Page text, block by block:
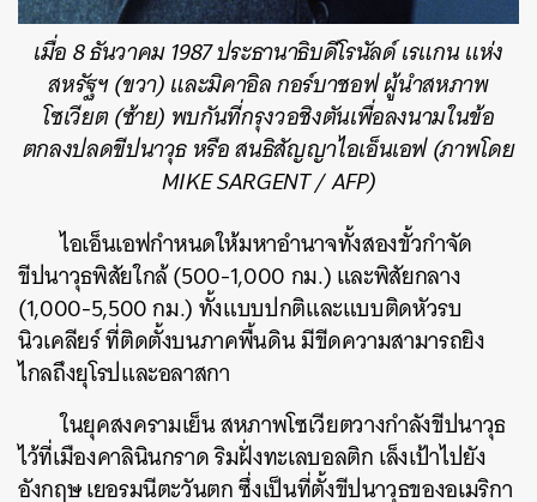
เมื่อ 8 ธันวาคม 1987 ประธานาธิบดีโรนัลด์ เรแกน แห่ง
สหรัฐฯ (ขวา) และมิคาอิล กอร์บาชอฟ ผู้นำสหภาพ
โซเวียต (ซ้าย) พบกันที่กรุงวอชิงตันเพื่อลงนามในข้อ
ตกลงปลดขีปนาวุธ หรือ สนธิสัญญาไอเอ็นเอฟ (ภาพโดย
MIKE SARGENT / AFP)
ไอเอ็นเอฟกำหนดให้มหาอำนาจทั้งสองขั้วกำจัด
ขีปนาวุธพิสัยใกล้ (500-1,000 กม.) และพิสัยกลาง
(1,000-5,500 กม.) ทั้งแบบปกติและแบบติดหัวรบ
นิวเคลียร์ ที่ติดตั้งบนภาคพื้นดิน มีขีดความสามารถยิง
ไกลถึงยุโรปและอลาสกา
ในยุคสงครามเย็น สหภาพโซเวียตวางกำลังขีปนาวุธ
ไว้ที่เมืองคาลินินกราด ริมฝั่งทะเลบอลติก เล็งเป้าไปยัง
อังกฤษ เยอรมนีตะวันตก ซึ่งเป็นที่ตั้งขีปนาวุธของอเมริกา